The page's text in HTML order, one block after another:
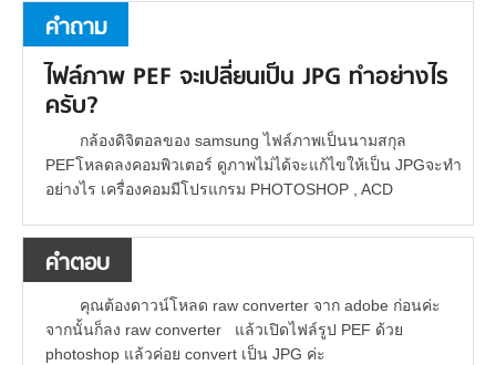
คำถาม
ไฟล์ภาพ PEF จะเปลี่ยนเป็น JPG ทำอย่างไร
ครับ?
กล้องดิจิตอลของ samsung ไฟล์ภาพเป็นนามสกุล
PEFโหลดลงคอมพิวเตอร์ ดูภาพไม่ได้จะแก้ไขให้เป็น JPGจะทำ
อย่างไร เครื่องคอมมีโปรแกรม PHOTOSHOP , ACD
คำตอบ
คุณต้องดาวน์โหลด raw converter จาก adobe ก่อนค่ะ
จากนั้นก็ลง raw converter แล้วเปิดไฟล์รูป PEF ด้วย
photoshop แล้วค่อย convert เป็น JPG ค่ะ